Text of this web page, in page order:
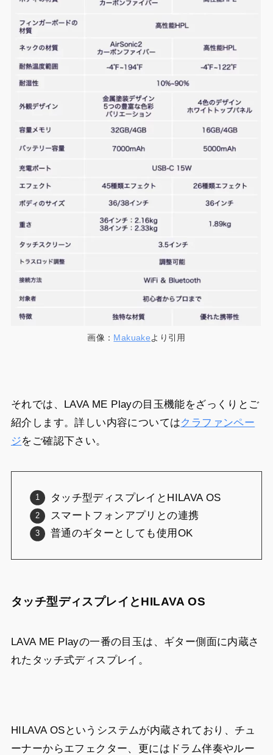
画像： Makuake より引用
それでは、LAVA ME Playの目玉機能をざっくりとご
紹介します。詳しい内容についてはクラファンペー
ジをご確認下さい。
タッチ型ディスプレイとHILAVA OS
スマートフォンアプリとの連携
普通のギターとしても使用OK
タッチ型ディスプレイとHILAVA OS
LAVA ME Playの一番の目玉は、ギター側面に内蔵さ
れたタッチ式ディスプレイ。
HILAVA OSというシステムが内蔵されており、チュ
ーナーからエフェクター、更にはドラム伴奏やルー